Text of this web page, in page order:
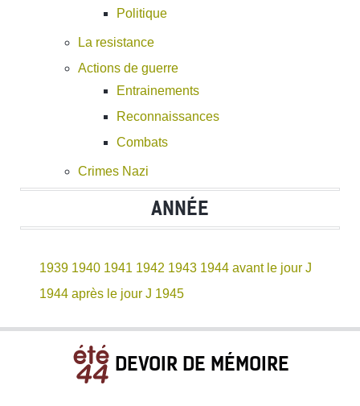
Politique
La resistance
Actions de guerre
Entrainements
Reconnaissances
Combats
Crimes Nazi
ANNÉE
1939 1940 1941 1942 1943 1944 avant le jour J
1944 après le jour J 1945
DEVOIR DE MÉMOIRE